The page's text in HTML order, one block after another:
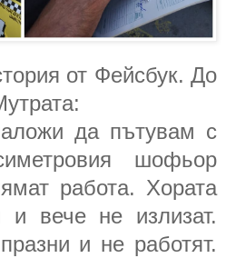
от Фейсбук. До
да пътувам с
шофьор
работа. Хората
вече не излизат.
и не работят.